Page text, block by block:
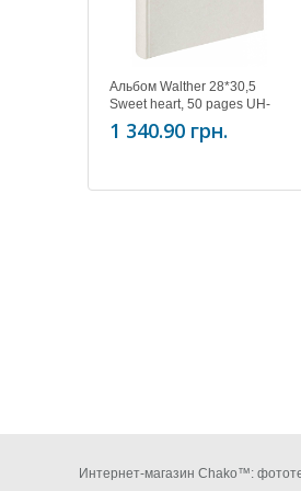
Альбом Walther 28*30,5
Sweet heart, 50 pages UH-
123
1 340.90 грн.
Интернет-магазин Chako™: